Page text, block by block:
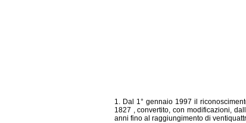
1. Dal 1° gennaio 1997 il
1827 , convertito, con modificazioni,
anni fino al raggiungimento di